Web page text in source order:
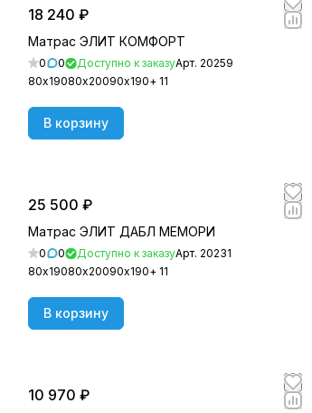
18 240 ₽
Матрас ЭЛИТ КОМФОРТ
0 0 Доступно к заказуАрт. 20259
80х19080х20090х190+ 11
В корзину
25 500 ₽
Матрас ЭЛИТ ДАБЛ МЕМОРИ
0 0 Доступно к заказуАрт. 20231
80х19080х20090х190+ 11
В корзину
10 970 ₽